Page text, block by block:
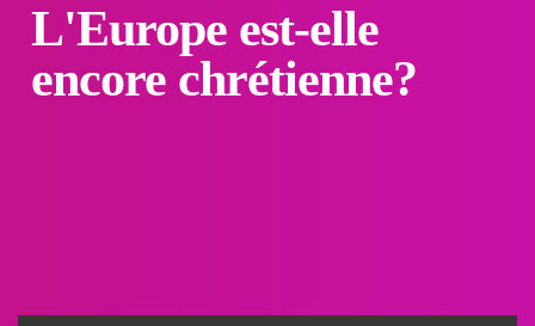
L'Europe est-elle
encore chrétienne?